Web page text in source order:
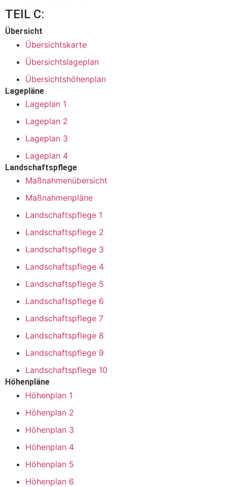
TEIL C:
Übersicht
Übersichtskarte
Übersichtslageplan
Übersichtshöhenplan
Lagepläne
Lageplan 1
Lageplan 2
Lageplan 3
Lageplan 4
Landschaftspflege
Maßnahmenübersicht
Maßnahmenpläne
Landschaftspflege 1
Landschaftspflege 2
Landschaftspflege 3
Landschaftspflege 4
Landschaftspflege 5
Landschaftspflege 6
Landschaftspflege 7
Landschaftspflege 8
Landschaftspflege 9
Landschaftspflege 10
Höhenpläne
Höhenplan 1
Höhenplan 2
Höhenplan 3
Höhenplan 4
Höhenplan 5
Höhenplan 6